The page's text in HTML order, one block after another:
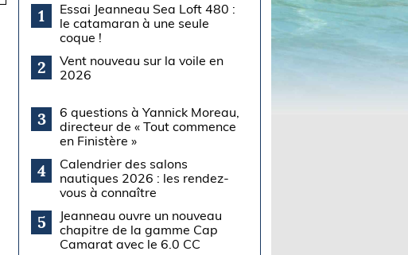
1
Essai Jeanneau Sea Loft 480 :
le catamaran à une seule
coque !
2
Vent nouveau sur la voile en
2026
3
6 questions à Yannick Moreau,
directeur de « Tout commence
en Finistère »
4
Calendrier des salons
nautiques 2026 : les rendez-
vous à connaître
5
Jeanneau ouvre un nouveau
chapitre de la gamme Cap
Camarat avec le 6.0 CC